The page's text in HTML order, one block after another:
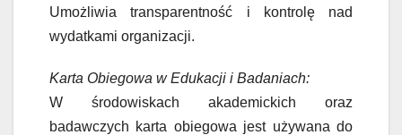
Umożliwia transparentność i kontrolę nad
wydatkami organizacji.
Karta Obiegowa w Edukacji i Badaniach:
W środowiskach akademickich oraz
badawczych karta obiegowa jest używana do